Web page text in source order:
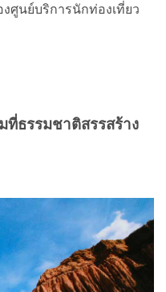
ศูนย์บริการนักท่องเที่ยว
ที่ธรรมชาติสรรสร้าง